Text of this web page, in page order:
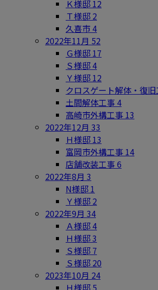
Ｋ様邸 12
Ｔ様邸 2
久喜市4
2022年11月 52
Ｇ様邸 17
Ｓ様邸4
Ｙ様邸 12
クロスゲート解体・復
土間解体工事4
高崎市外構工事 13
2022年12月 33
Ｈ様邸 13
富岡市外構工事 14
店舗改装工事6
2022年8月 3
N様邸 1
Ｙ様邸 2
2022年9月 34
Ａ様邸4
Ｈ様邸3
Ｓ様邸 7
Ｓ様邸 20
2023年10月 24
Ｈ様邸 5